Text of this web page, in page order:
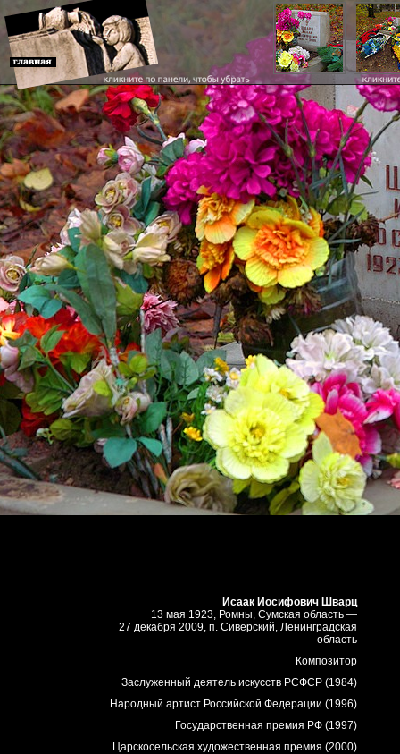
Исаак Иосифович Шварц
13 мая 1923, Ромны, Сумская область —
27 декабря 2009, п. Сиверский, Ленинградская
область
Композитор
Заслуженный деятель искусств РСФСР (1984)
Народный артист Российской Федерации (1996)
Государственная премия РФ (1997)
Царскосельская художественная премия (2000)